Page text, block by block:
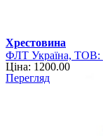
Хрестовина
ФЛТ Україна, ТОВ:
навантажувально-
Ціна: 1200.00
Перегляд